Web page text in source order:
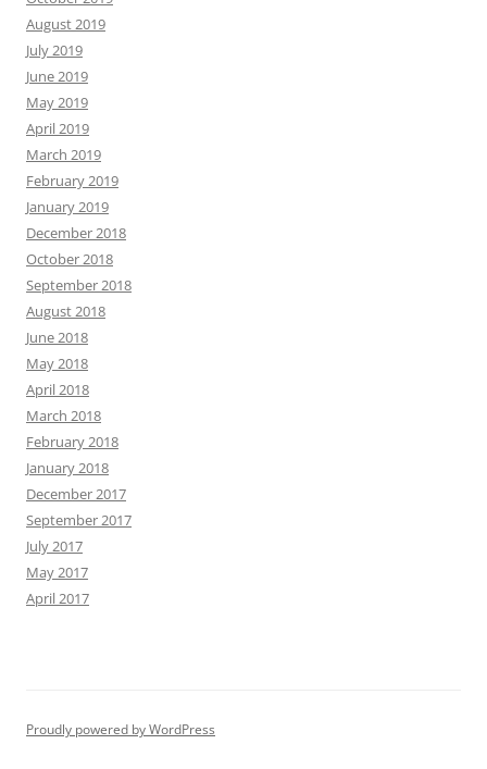
August 2019
July 2019
June 2019
May 2019
April 2019
March 2019
February 2019
January 2019
December 2018
October 2018
September 2018
August 2018
June 2018
May 2018
April 2018
March 2018
February 2018
January 2018
December 2017
September 2017
July 2017
May 2017
April 2017
Proudly powered by WordPress